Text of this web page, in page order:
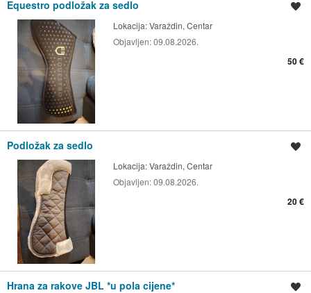
Equestro podložak za sedlo
Lokacija:Varaždin, Centar
Objavljen:09.08.2026.
50 €
Podložak za sedlo
Lokacija:Varaždin, Centar
Objavljen:09.08.2026.
20 €
Hrana za rakove JBL *u pola cijene*